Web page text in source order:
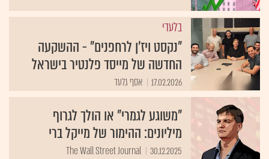
בלעדי
"נקסט ויז'ן לרחפנים" - ההשקעה
החדשה של מייסד פלנטיר בישראל
17.02.2026 אסף גלעד
"משוגע לגמרי" או הולך לגרוף
מיליונים: ההימור של מייקל ברי
30.12.2025
The Wall Street Journal